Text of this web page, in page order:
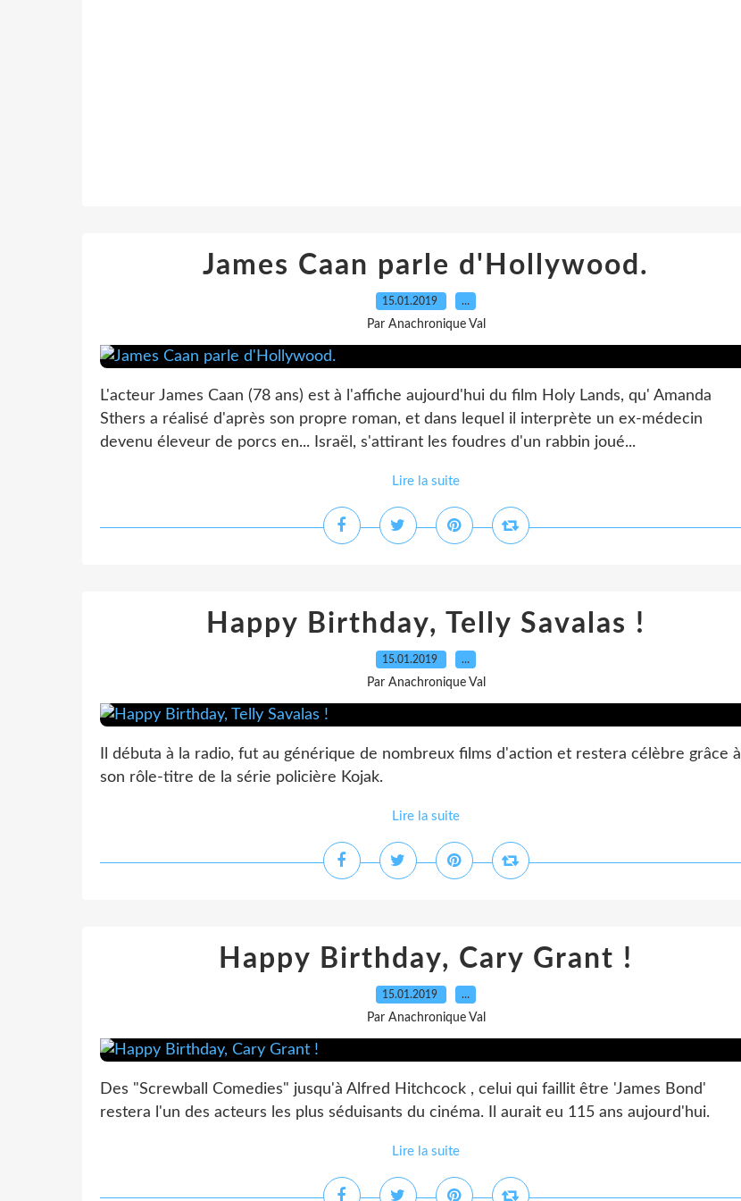
James Caan parle d'Hollywood.
15.01.2019 …
Par Anachronique Val
L'acteur James Caan (78 ans) est à l'affiche aujourd'hui du film Holy Lands, qu' Amanda
Sthers a réalisé d'après son propre roman, et dans lequel il interprète un ex-médecin
devenu éleveur de porcs en... Israël, s'attirant les foudres d'un rabbin joué...
Lire la suite
Happy Birthday, Telly Savalas !
15.01.2019 …
Par Anachronique Val
Il débuta à la radio, fut au générique de nombreux films d'action et restera célèbre grâce à
son rôle-titre de la série policière Kojak.
Lire la suite
Happy Birthday, Cary Grant !
15.01.2019 …
Par Anachronique Val
Des "Screwball Comedies" jusqu'à Alfred Hitchcock , celui qui faillit être 'James Bond'
restera l'un des acteurs les plus séduisants du cinéma. Il aurait eu 115 ans aujourd'hui.
Lire la suite